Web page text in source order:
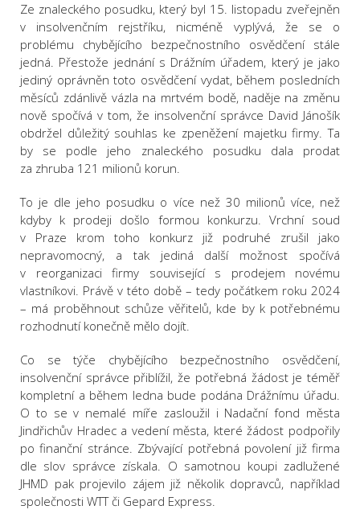
Ze znaleckého posudku, který byl 15. listopadu zveřejněn
v insolvenčním rejstříku, nicméně vyplývá, že se o
problému chybějícího bezpečnostního osvědčení stále
jedná. Přestože jednání s Drážním úřadem, který je jako
jediný oprávněn toto osvědčení vydat, během posledních
měsíců zdánlivě vázla na mrtvém bodě, naděje na změnu
nově spočívá v tom, že insolvenční správce David Jánošík
obdržel důležitý souhlas ke zpeněžení majetku firmy. Ta
by se podle jeho znaleckého posudku dala prodat
za zhruba 121 milionů korun.
To je dle jeho posudku o více než 30 milionů více, než
kdyby k prodeji došlo formou konkurzu. Vrchní soud
v Praze krom toho konkurz již podruhé zrušil jako
nepravomocný, a tak jediná další možnost spočívá
v reorganizaci firmy související s prodejem novému
vlastníkovi. Právě v této době – tedy počátkem roku 2024
– má proběhnout schůze věřitelů, kde by k potřebnému
rozhodnutí konečně mělo dojít.
Co se týče chybějícího bezpečnostního osvědčení,
insolvenční správce přiblížil, že potřebná žádost je téměř
kompletní a během ledna bude podána Drážnímu úřadu.
O to se v nemalé míře zasloužil i Nadační fond města
Jindřichův Hradec a vedení města, které žádost podpořily
po finanční stránce. Zbývající potřebná povolení již firma
dle slov správce získala. O samotnou koupi zadlužené
JHMD pak projevilo zájem již několik dopravců, například
společnosti WTT či Gepard Express.